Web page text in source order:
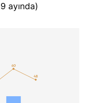
ayında)